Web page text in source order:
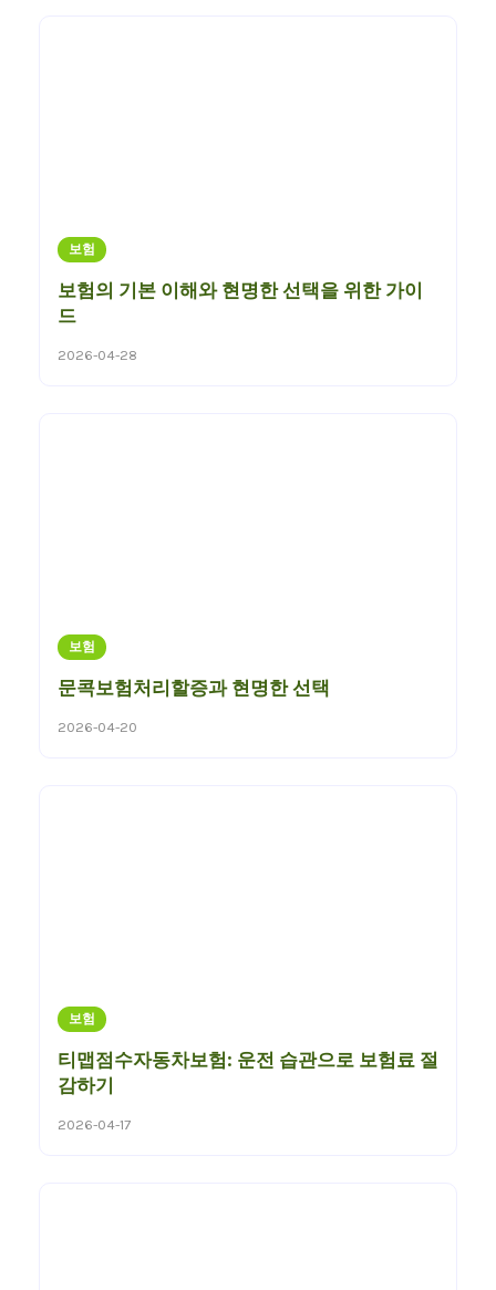
보험
보험의 기본 이해와 현명한 선택을 위한 가이
드
2026-04-28
보험
문콕보험처리할증과 현명한 선택
2026-04-20
보험
티맵점수자동차보험: 운전 습관으로 보험료 절
감하기
2026-04-17